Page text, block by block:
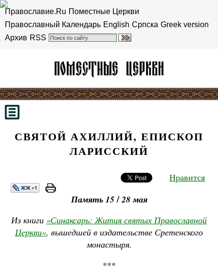
Православие.Ru Поместные Церкви
Православный Календарь English Српска Greek version
Архив RSS
СВЯТОЙ АХИЛЛИЙ, ЕПИСКОП
ЛАРИССКИЙ
Нравится
Память 15 /28 мая
Из книги «Синаксарь: Жития святых Православной
Церкви», вышедшей в издательстве Сретенского
монастыря.